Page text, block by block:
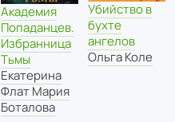
Академия
Попаданцев.
Избранница
Тьмы
Екатерина
Флат Мария
Боталова
Убийство в
бухте
ангелов
Ольга Коле